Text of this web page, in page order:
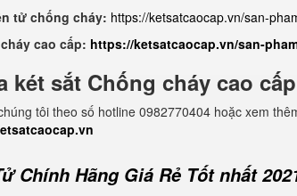
tử chống cháy: https://ketsatcaocap.vn/san-
cao cấp: https://ketsatcaocap.vn/san-
két sắt Chống cháy cao cấp
tôi theo số hotline 0982770404 hoặc xem
Chính Hãng Giá Rẻ Tốt nhất